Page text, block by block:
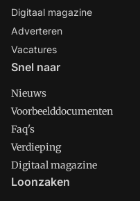
Digitaal magazine
Adverteren
Vacatures
Snel naar
Nieuws
Voorbeelddocumenten
Faq's
Verdieping
Digitaal magazine
Loonzaken